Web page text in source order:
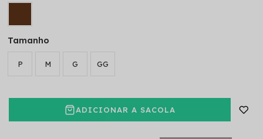
Tamanho
P M G GG
ADICIONAR A SACOLA